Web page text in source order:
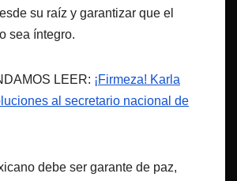
su raíz y garantizar que el
sea íntegro.
LEER: ¡Firmeza! Karla
al secretario nacional de
debe ser garante de paz,